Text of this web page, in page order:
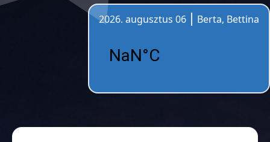
2026. augusztus 06
Berta, Bettina